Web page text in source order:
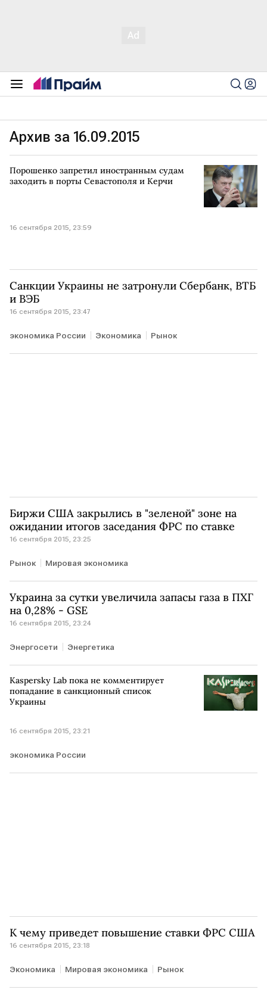
Архив за 16.09.2015
Порошенко запретил иностранным судам
заходить в порты Севастополя и Керчи
16 сентября 2015, 23:59
Санкции Украины не затронули Сбербанк, ВТБ
и ВЭБ
16 сентября 2015, 23:47
экономика России Экономика Рынок
Биржи США закрылись в "зеленой" зоне на
ожидании итогов заседания ФРС по ставке
16 сентября 2015, 23:25
Рынок Мировая экономика
Украина за сутки увеличила запасы газа в ПХГ
на 0,28% - GSE
16 сентября 2015, 23:24
Энергосети Энергетика
Kaspersky Lab пока не комментирует
попадание в санкционный список
Украины
16 сентября 2015, 23:21
экономика России
К чему приведет повышение ставки ФРС США
16 сентября 2015, 23:18
Экономика Мировая экономика Рынок